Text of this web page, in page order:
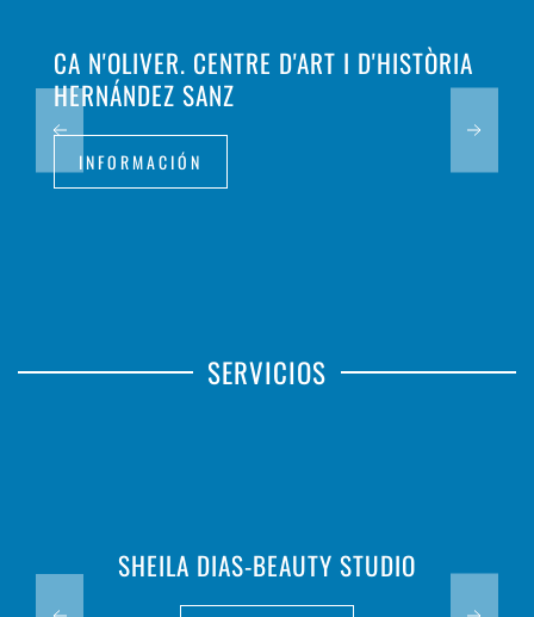
CA N'OLIVER. CENTRE D'ART I D'HISTÒRIA
HERNÁNDEZ SANZ
INFORMACIÓN
SERVICIOS
SHEILA DIAS-BEAUTY STUDIO